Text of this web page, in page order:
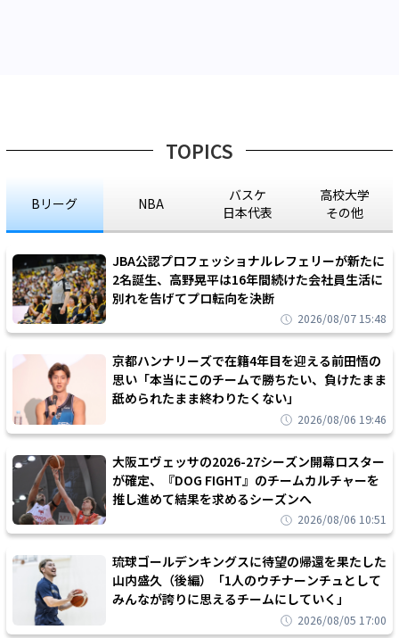
TOPICS
Bリーグ NBA
バスケ
日本代表
高校大学
その他
JBA公認プロフェッショナルレフェリーが新たに
2名誕生、高野晃平は16年間続けた会社員生活に
別れを告げてプロ転向を決断
2026/08/07 15:48
京都ハンナリーズで在籍4年目を迎える前田悟の
思い「本当にこのチームで勝ちたい、負けたまま
舐められたまま終わりたくない」
2026/08/06 19:46
大阪エヴェッサの2026-27シーズン開幕ロスター
が確定、『DOG FIGHT』のチームカルチャーを
推し進めて結果を求めるシーズンへ
2026/08/06 10:51
琉球ゴールデンキングスに待望の帰還を果たした
山内盛久（後編）「1人のウチナーンチュとして
みんなが誇りに思えるチームにしていく」
2026/08/05 17:00